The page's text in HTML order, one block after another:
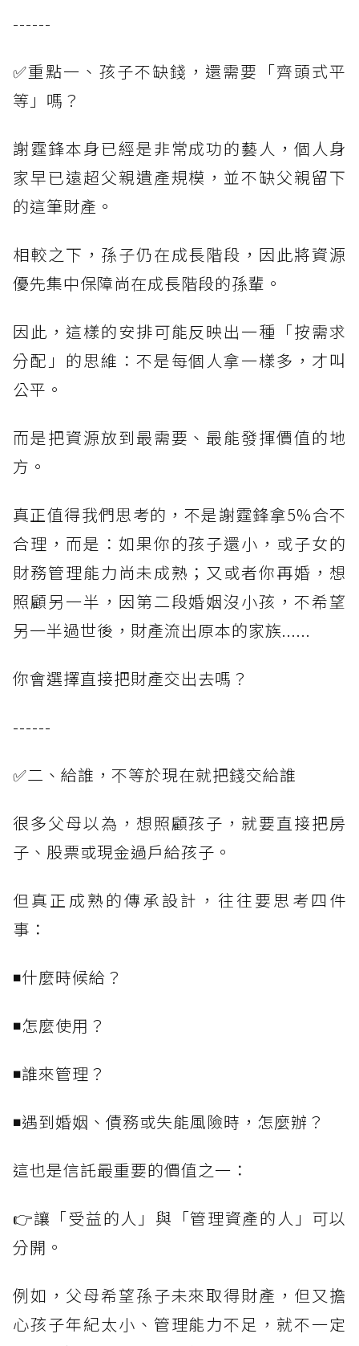
------
✅重點一、孩子不缺錢，還需要「齊頭式平
等」嗎？
謝霆鋒本身已經是非常成功的藝人，個人身
家早已遠超父親遺產規模，並不缺父親留下
的這筆財產。
相較之下，孫子仍在成長階段，因此將資源
優先集中保障尚在成長階段的孫輩。
因此，這樣的安排可能反映出一種「按需求
分配」的思維：不是每個人拿一樣多，才叫
公平。
而是把資源放到最需要、最能發揮價值的地
方。
真正值得我們思考的，不是謝霆鋒拿5%合不
合理，而是：如果你的孩子還小，或子女的
財務管理能力尚未成熟；又或者你再婚，想
照顧另一半，因第二段婚姻沒小孩，不希望
另一半過世後，財產流出原本的家族......
你會選擇直接把財產交出去嗎？
------
✅二、給誰，不等於現在就把錢交給誰
很多父母以為，想照顧孩子，就要直接把房
子、股票或現金過戶給孩子。
但真正成熟的傳承設計，往往要思考四件
事：
◾什麼時候給？
◾怎麼使用？
◾誰來管理？
◾遇到婚姻、債務或失能風險時，怎麼辦？
這也是信託最重要的價值之一：
👉讓「受益的人」與「管理資產的人」可以
分開。
例如，父母希望孫子未來取得財產，但又擔
心孩子年紀太小、管理能力不足，就不一定